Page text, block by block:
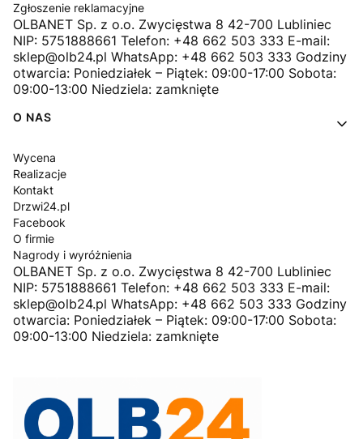
Zgłoszenie reklamacyjne
OLBANET Sp. z o.o. Zwycięstwa 8 42-700 Lubliniec
NIP: 5751888661 Telefon: +48 662 503 333 E-mail:
sklep@olb24.pl WhatsApp: +48 662 503 333 Godziny
otwarcia: Poniedziałek – Piątek: 09:00-17:00 Sobota:
09:00-13:00 Niedziela: zamknięte
O NAS
Wycena
Realizacje
Kontakt
Drzwi24.pl
Facebook
O firmie
Nagrody i wyróżnienia
OLBANET Sp. z o.o. Zwycięstwa 8 42-700 Lubliniec
NIP: 5751888661 Telefon: +48 662 503 333 E-mail:
sklep@olb24.pl WhatsApp: +48 662 503 333 Godziny
otwarcia: Poniedziałek – Piątek: 09:00-17:00 Sobota:
09:00-13:00 Niedziela: zamknięte